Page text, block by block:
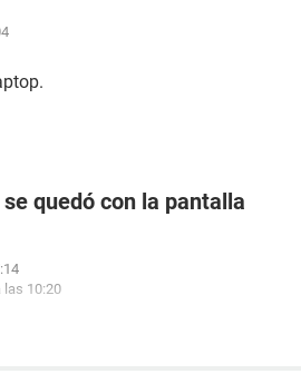
quedó con la pantalla
las 10:20